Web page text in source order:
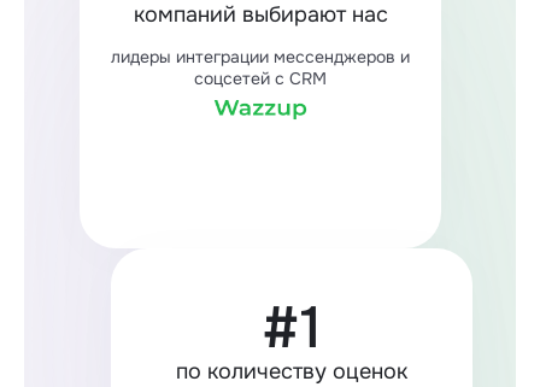
компаний выбирают нас
лидеры интеграции мессенджеров и
соцсетей с CRM
#1
по количеству оценок